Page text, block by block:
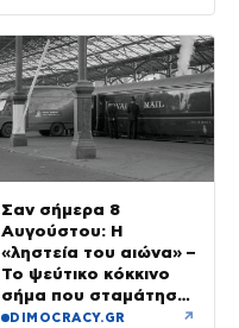
Σαν σήμερα 8
Αυγούστου: Η
«ληστεία του αιώνα» –
Το ψεύτικο κόκκινο
σήμα που σταμάτησε
τρένο με 2,6 εκατ.
DIMOCRACY.GR ↗